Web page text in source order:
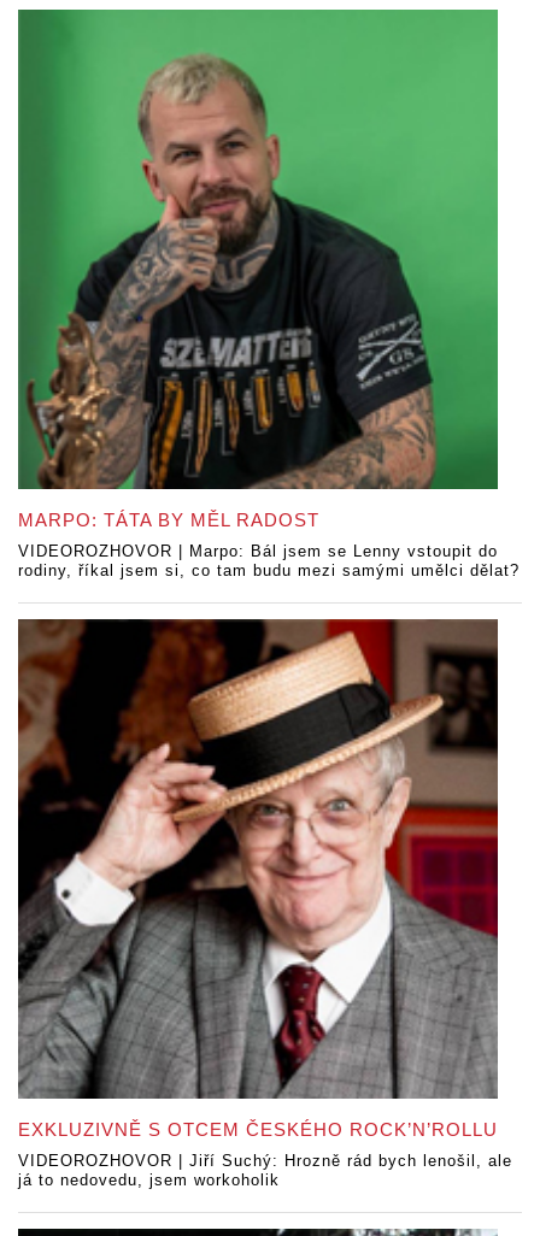
MARPO: TÁTA BY MĚL RADOST
VIDEOROZHOVOR | Marpo: Bál jsem se Lenny vstoupit do
rodiny, říkal jsem si, co tam budu mezi samými umělci dělat?
EXKLUZIVNĚ S OTCEM ČESKÉHO ROCK’N’ROLLU
VIDEOROZHOVOR | Jiří Suchý: Hrozně rád bych lenošil, ale
já to nedovedu, jsem workoholik